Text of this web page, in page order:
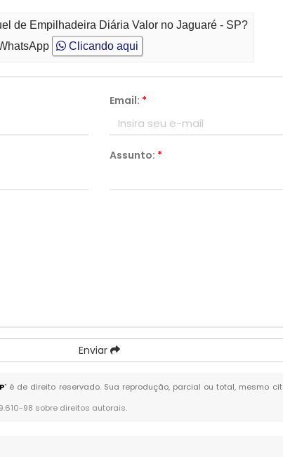
de Empilhadeira Diária Valor no Jaguaré - SP?
Clicando aqui
Email: *
Assunto: *
Enviar
" é de direito reservado. Sua reprodução, parcial ou total, mesmo
9.610-98 sobre direitos autorais.